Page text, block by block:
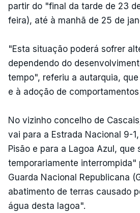
partir do "final da tarde de 23
feira), até à manhã de 25 de
"Esta situação poderá sofrer
dependendo do
tempo", referiu a autarquia,
e à adoção de
No vizinho concelho de
vai para a Estrada Nacional 9-
Pisão e para a Lagoa Azul, que
temporariamente interrompida"
Guarda Nacional Republicana
abatimento de terras causado
água desta lagoa".